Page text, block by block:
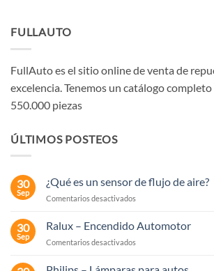
FULLAUTO
FullAuto es el sitio online de venta de
excelencia. Tenemos un catálogo completo
550.000 piezas
ÚLTIMOS POSTEOS
30
Sep
¿Qué es un sensor de flujo de aire?
Comentarios desactivados
es
sensor
flujo
30
Sep
Ralux – Encendido Automotor
Comentarios desactivados